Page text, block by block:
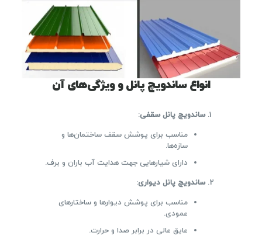
انواع ساندویچ پانل و ویژگی‌های آن
ساندویچ پانل سقفی:
مناسب برای پوشش سقف ساختمان‌ها و
سازه‌ها.
دارای شیارهایی جهت هدایت آب باران و برف.
ساندویچ پانل دیواری:
مناسب برای پوشش دیوارها و ساختارهای
عمودی.
عایق عالی در برابر صدا و حرارت.